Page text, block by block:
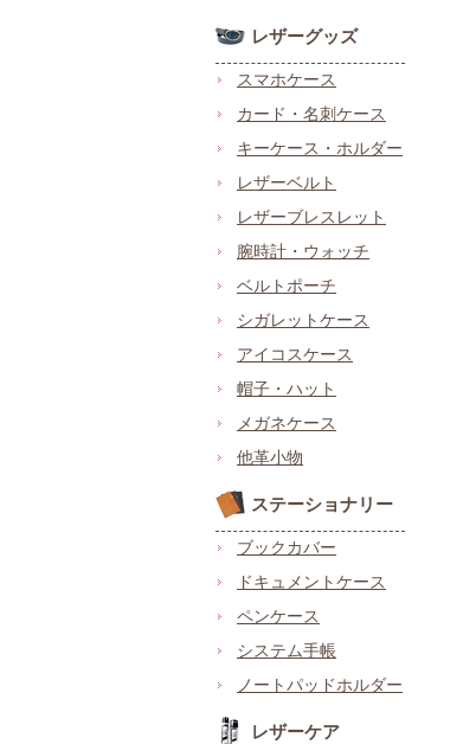
レザーグッズ
スマホケース
カード・名刺ケース
キーケース・ホルダー
レザーベルト
レザーブレスレット
腕時計・ウォッチ
ベルトポーチ
シガレットケース
アイコスケース
帽子・ハット
メガネケース
他革小物
ステーショナリー
ブックカバー
ドキュメントケース
ペンケース
システム手帳
ノートパッドホルダー
レザーケア